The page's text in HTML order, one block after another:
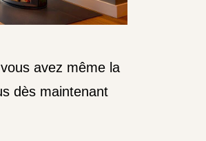
avez même la
dès maintenant